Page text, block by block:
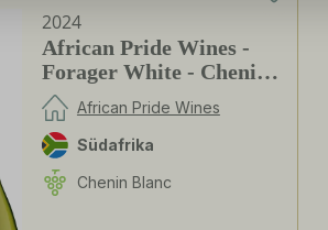
2024
African Pride Wines -
Forager White - Chenin
Blanc / Grenache Blanc
African Pride Wines
Südafrika
Chenin Blanc